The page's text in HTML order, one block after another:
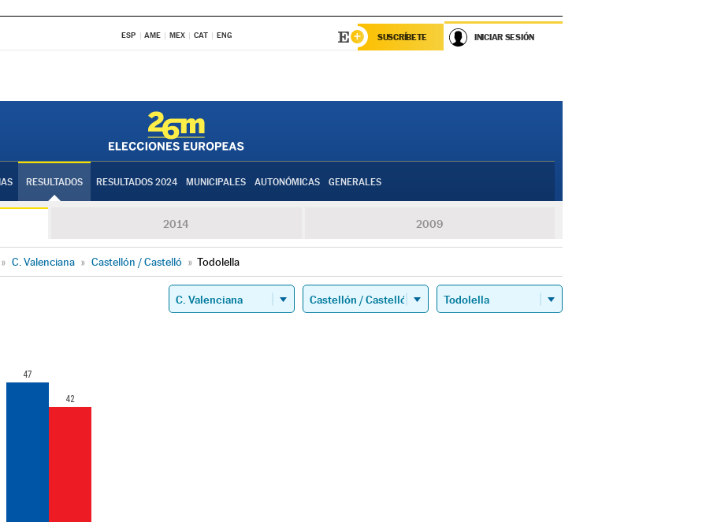
ESP AME MEX CAT ENG SUSCRÍBETE INICIAR SESIÓN
RESULTADOS RESULTADOS 2024 MUNICIPALES AUTONÓMICAS GENERALES
2014 2009
» C. Valenciana » Castellón / Castelló » Todolella
47
42